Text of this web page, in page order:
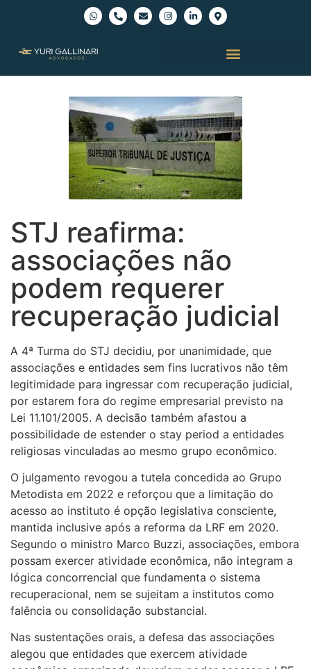
STJ reafirma:
associações não
podem requerer
recuperação judicial
A 4ª Turma do STJ decidiu, por unanimidade, que
associações e entidades sem fins lucrativos não têm
legitimidade para ingressar com recuperação judicial,
por estarem fora do regime empresarial previsto na
Lei 11.101/2005. A decisão também afastou a
possibilidade de estender o stay period a entidades
religiosas vinculadas ao mesmo grupo econômico.
O julgamento revogou a tutela concedida ao Grupo
Metodista em 2022 e reforçou que a limitação do
acesso ao instituto é opção legislativa consciente,
mantida inclusive após a reforma da LRF em 2020.
Segundo o ministro Marco Buzzi, associações, embora
possam exercer atividade econômica, não integram a
lógica concorrencial que fundamenta o sistema
recuperacional, nem se sujeitam a institutos como
falência ou consolidação substancial.
Nas sustentações orais, a defesa das associações
alegou que entidades que exercem atividade